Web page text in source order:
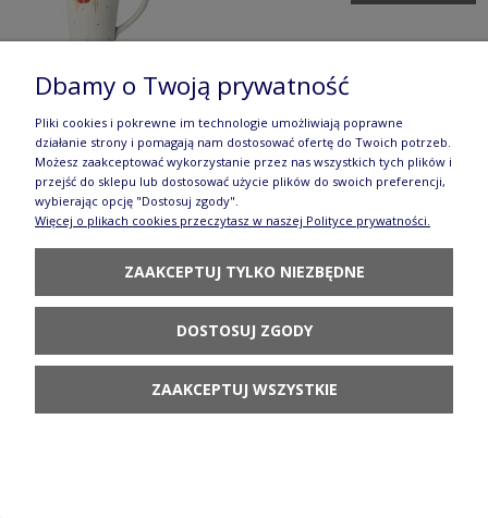
Filiżanka i spodek V 0,2 L F043 AS80 Manufaktura
w Bolesławcu
144,90 zł
Dbamy o Twoją prywatność
Pliki cookies i pokrewne im technologie umożliwiają poprawne
działanie strony i pomagają nam dostosować ofertę do Twoich potrzeb.
Możesz zaakceptować wykorzystanie przez nas wszystkich tych plików i
przejść do sklepu lub dostosować użycie plików do swoich preferencji,
wybierając opcję "Dostosuj zgody".
Więcej o plikach cookies przeczytasz w naszej Polityce prywatności.
ZAAKCEPTUJ TYLKO NIEZBĘDNE
DOSTOSUJ ZGODY
ZAAKCEPTUJ WSZYSTKIE